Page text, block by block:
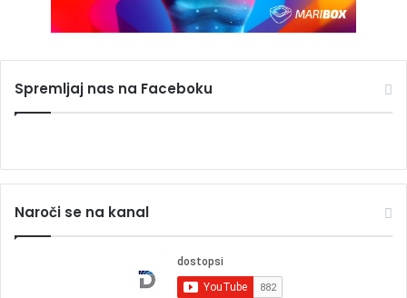
Spremljaj nas na Faceboku
Naroči se na kanal